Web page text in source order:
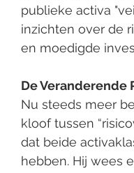
publieke activa
inzichten over de
en moedigde
De Veranderende
Nu steeds meer
kloof tussen
dat beide
hebben. Hij wees